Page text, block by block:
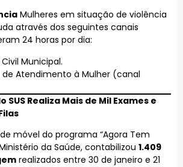
Mulheres em situação de violência
através dos seguintes canais
24 horas por dia:
Municipal.
Atendimento à Mulher (canal
SUS Realiza Mais de Mil Exames e
móvel do programa “Agora Tem
da Saúde, contabilizou 1.409
realizados entre 30 de janeiro e 21